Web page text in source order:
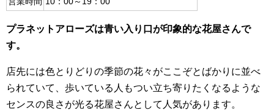
プラネットアローズは青い入り口が印象的な花屋さんで
す。
店先には色とりどりの季節の花々がここぞとばかりに並べ
られていて、歩いている人もつい立ち寄りたくなるような
センスの良さが光る花屋さんとして人気があります。